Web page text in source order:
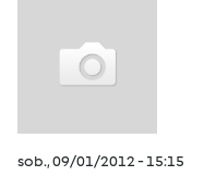
sob., 09/01/2012 - 15:15